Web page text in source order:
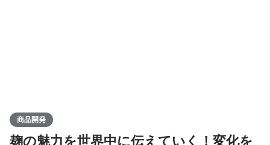
商品開発
麹の魅力を世界中に伝えていく！変化を